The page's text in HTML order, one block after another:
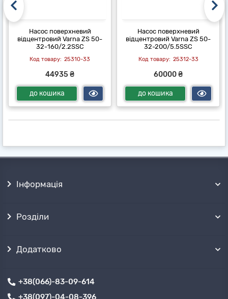
Насос поверхневий
відцентровий Varna ZS 50-
32-160/2.2SSC
25310-33
44935 ₴
до кошика
Насос поверхневий
відцентровий Varna ZS 50-
32-200/5.5SSC
25312-33
60000 ₴
до кошика
Інформація
Розділи
Додатково
+38(066)-83-09-614
+38(097)-04-08-396